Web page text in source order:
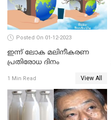
Posted On 01-12-2023
ഇന്ന് ലോക മലിനീകരണ
പ്രതിരോധ ദിനം
1 Min Read View All